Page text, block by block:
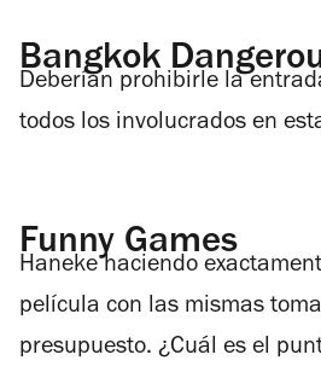
Bangkok
Deberían prohibirle la
todos los involucrados en
Funny Games
Haneke haciendo
película con las mismas
presupuesto. ¿Cuál es el